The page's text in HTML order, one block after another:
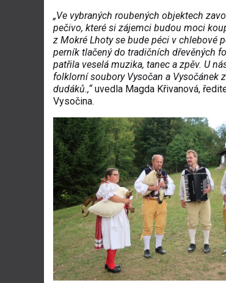
„Ve vybraných roubených objektech
pečivo, které si zájemci budou moci
z Mokré Lhoty se bude péci v chlebové
perník tlačený do tradičních dřevěných
patřila veselá muzika, tanec a zpěv. U
folklorní soubory Vysočan a Vysočánek
dudáků.,“uvedla Magda Křivanová,
Vysočina.